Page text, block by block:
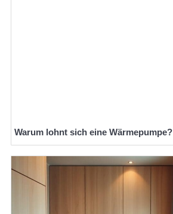
Warum lohnt sich eine Wärmepumpe?